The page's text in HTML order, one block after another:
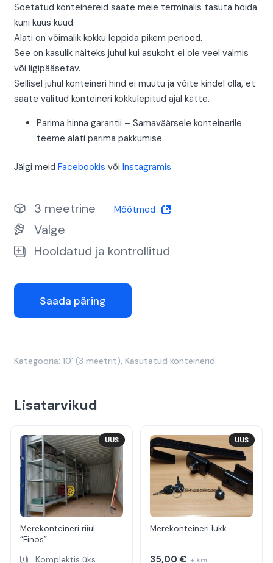
Soetatud konteinereid saate meie terminalis tasuta hoida
kuni kuus kuud.
Alati on võimalik kokku leppida pikem periood.
See on kasulik näiteks juhul kui asukoht ei ole veel valmis
või ligipääsetav.
Sellisel juhul konteineri hind ei muutu ja võite kindel olla, et
saate valitud konteineri kokkulepitud ajal kätte.
Parima hinna garantii – Samaväärsele konteinerile
teeme alati parima pakkumise.
Jälgi meid Facebookis või Instagramis
3 meetrine Mõõtmed
Valge
Hooldatud ja kontrollitud
Saada päring
Kategooria: 10' (3 meetrit), Kasutatud konteinerid
Lisatarvikud
Merekonteineri riiul
“Einos”
Komplektis üks
UUS
Merekonteineri lukk
35,00€ + km
UUS